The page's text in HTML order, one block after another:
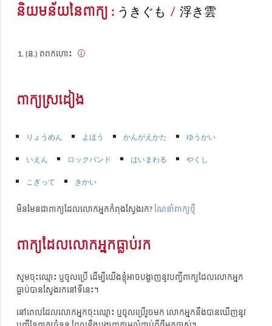
និយមន័យនៃពាក្យ : うきぐも / 浮き雲
(ន.) ពពកហោះ
ពាក្យស្រដៀង
りょうめん よほう かんがえかた
ゆうかい
いえん
ロックバンド はいまわる
やくし
こぎって
きかい
មិនមែនជាពាក្យដែលលោកអ្នកកំពុងស្វែងរក?ណែនាំពាក្យថ្មី
ពាក្យដែលលោកអ្នកធ្លាប់រក
សូមចុះឈ្មោះ ឬចូលប្រើ ដើម្បីយើងខ្ញុំអាចបង្ហាញនូវបញ្ជីពាក្យដែលលោកអ្នក
ធ្លាប់បានស្វែងរកនៅទីនេះ។
នៅពេលដែលលោកអ្នកចុះឈ្មោះ ឬចូលប្រើរួចមក លោកអ្នកនឹងបានឃើញនូវ